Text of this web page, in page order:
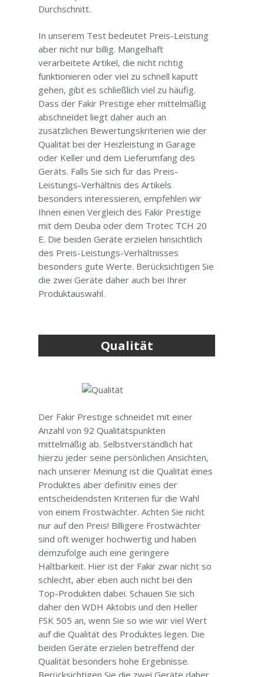
Durchschnitt.
In unserem Test bedeutet Preis-Leistung
aber nicht nur billig. Mangelhaft
verarbeitete Artikel, die nicht richtig
funktionieren oder viel zu schnell kaputt
gehen, gibt es schließlich viel zu häufig.
Dass der Fakir Prestige eher mittelmäßig
abschneidet liegt daher auch an
zusätzlichen Bewertungskriterien wie der
Qualität bei der Heizleistung in Garage
oder Keller und dem Lieferumfang des
Geräts. Falls Sie sich für das Preis-
Leistungs-Verhältnis des Artikels
besonders interessieren, empfehlen wir
Ihnen einen Vergleich des Fakir Prestige
mit dem Deuba oder dem Trotec TCH 20
E. Die beiden Geräte erzielen hinsichtlich
des Preis-Leistungs-Verhältnisses
besonders gute Werte. Berücksichtigen Sie
die zwei Geräte daher auch bei Ihrer
Produktauswahl.
Qualität
Der Fakir Prestige schneidet mit einer
Anzahl von 92 Qualitätspunkten
mittelmäßig ab. Selbstverständlich hat
hierzu jeder seine persönlichen Ansichten,
nach unserer Meinung ist die Qualität eines
Produktes aber definitiv eines der
entscheidendsten Kriterien für die Wahl
von einem Frostwächter. Achten Sie nicht
nur auf den Preis! Billigere Frostwächter
sind oft weniger hochwertig und haben
demzufolge auch eine geringere
Haltbarkeit. Hier ist der Fakir zwar nicht so
schlecht, aber eben auch nicht bei den
Top-Produkten dabei. Schauen Sie sich
daher den WDH Aktobis und den Heller
FSK 505 an, wenn Sie so wie wir viel Wert
auf die Qualität des Produktes legen. Die
beiden Geräte erzielen betreffend der
Qualität besonders hohe Ergebnisse.
Berücksichtigen Sie die zwei Geräte daher